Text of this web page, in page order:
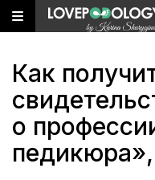
Как
о
педикюра»,